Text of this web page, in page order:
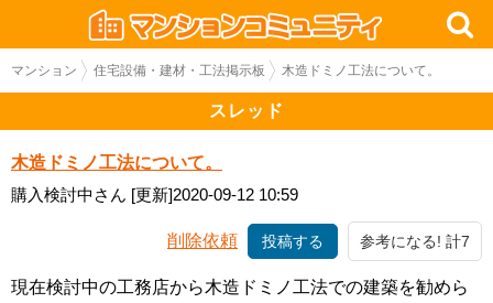
マンション 住宅設備・建材・工法掲示板 木造ドミノ工法について。
スレッド
木造ドミノ工法について。
購入検討中さん [更新]2020-09-12 10:59
削除依頼 投稿する 参考になる! 計7
現在検討中の工務店から木造ドミノ工法での建築を勧めら